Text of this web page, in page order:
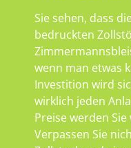
Sie sehen, dass
bedruckten
wenn man etwas
Investition wird
wirklich jeden
Preise werden
Verpassen Sie